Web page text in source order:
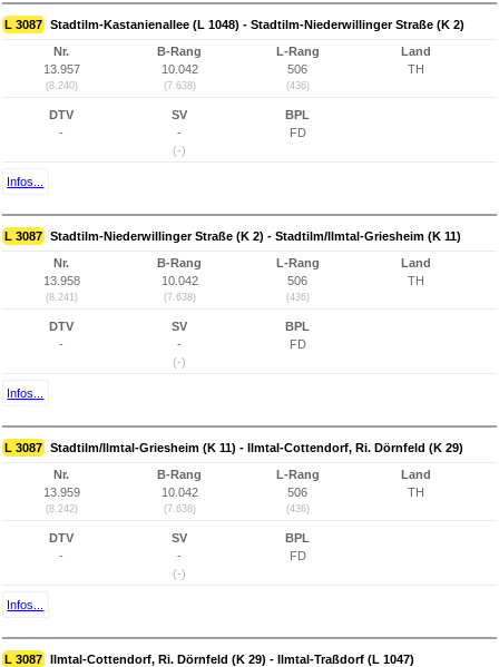
L 3087 Stadtilm-Kastanienallee (L 1048) - Stadtilm-Niederwillinger Straße (K 2)
Nr.
13.957
(8.240)
B-Rang
10.042
(7.638)
L-Rang
506
(436)
Land
TH
DTV
-
SV
-
(-)
BPL
FD
Infos...
L 3087 Stadtilm-Niederwillinger Straße (K 2) - Stadtilm/Ilmtal-Griesheim (K 11)
Nr.
13.958
(8.241)
B-Rang
10.042
(7.638)
L-Rang
506
(436)
Land
TH
DTV
-
SV
-
(-)
BPL
FD
Infos...
L 3087 Stadtilm/Ilmtal-Griesheim (K 11) - Ilmtal-Cottendorf, Ri. Dörnfeld (K 29)
Nr.
13.959
(8.242)
B-Rang
10.042
(7.638)
L-Rang
506
(436)
Land
TH
DTV
-
SV
-
(-)
BPL
FD
Infos...
L 3087 Ilmtal-Cottendorf, Ri. Dörnfeld (K 29) - Ilmtal-Traßdorf (L 1047)